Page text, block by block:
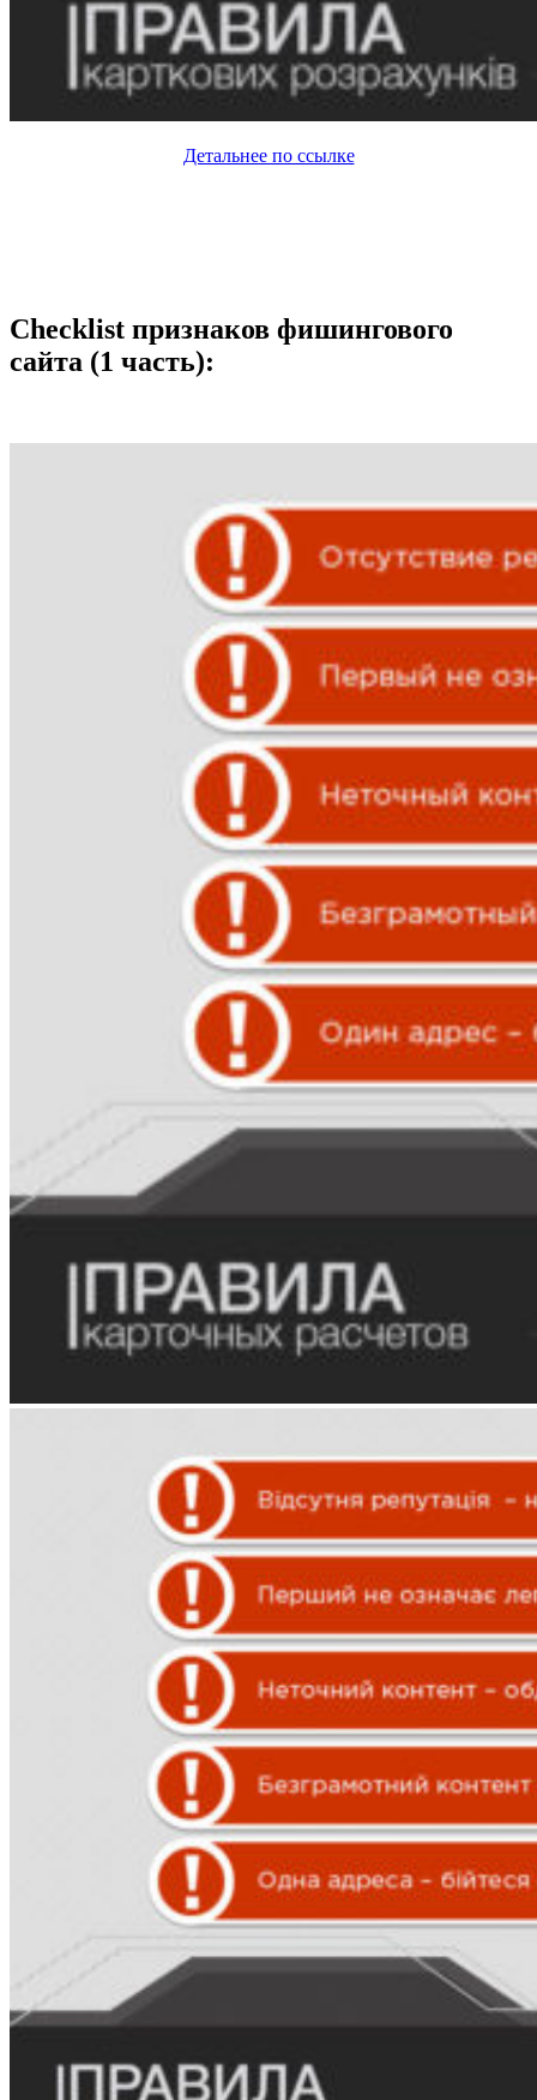
Детальнее по ссылке
Checklist признаков фишингового
сайта (1 часть):